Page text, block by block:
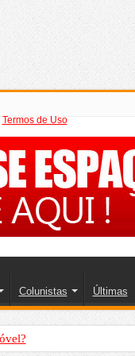
Termos de Uso
Colunistas Últimas